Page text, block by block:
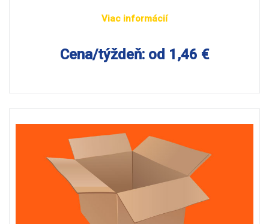
Viac informácií
Cena/týždeň: od 1,46 €